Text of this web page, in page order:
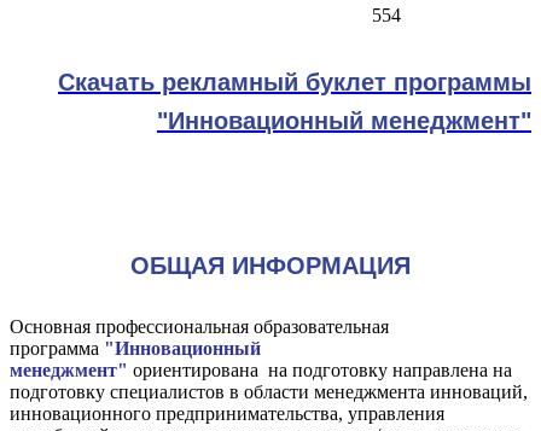
554
Скачать рекламный буклет программы
"Инновационный менеджмент"
ОБЩАЯ ИНФОРМАЦИЯ
Основная профессиональная образовательная
программа "Инновационный
менеджмент" ориентирована на подготовку направлена на
подготовку специалистов в области менеджмента инноваций,
инновационного предпринимательства, управления